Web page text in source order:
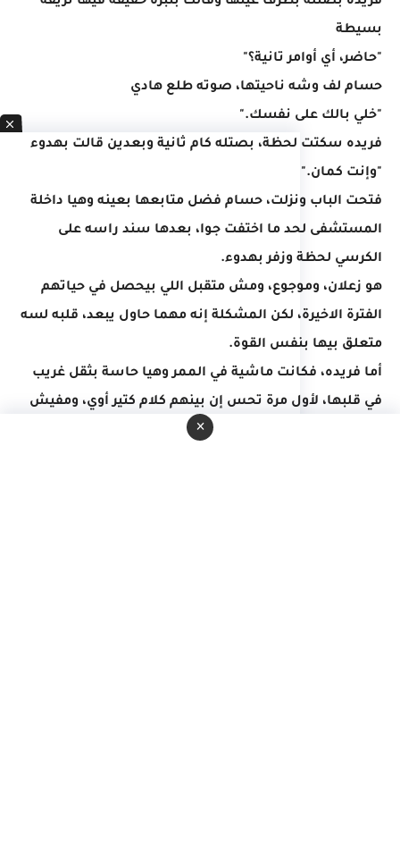
بسيطة
"حاضر، أي أوامر تانية؟"
حسام لف وشه ناحيتها، صوته طلع هادي
"خلي بالك على نفسك."
فريده سكتت لحظة، بصتله كام ثانية وبعدين قالت بهدوء
"وإنت كمان."
فتحت الباب ونزلت، حسام فضل متابعها بعينه وهيا داخلة
المستشفى لحد ما اختفت جوا، بعدها سند راسه على
الكرسي لحظة وزفر بهدوء.
هو زعلان، وموجوع، ومش متقبل اللي بيحصل في حياتهم
الفترة الاخيرة، لكن المشكلة إنه مهما حاول يبعد، قلبه لسه
متعلق بيها بنفس القوة.
أما فريده، فكانت ماشية في الممر وهيا حاسة بثقل غريب
في قلبها، لأول مرة تحس إن بينهم كلام كتير أوي، ومفيش
×